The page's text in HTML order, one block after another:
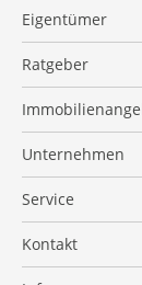
Eigentümer
Verkaufen
Vermieten
Ratgeber
Ratgeber
Ratgeber
Ratgeber
Ratgeber
Ratgeber
Alle Angebote
Finanzierung
Energieausweis
Unternehmen
Firmenprofil
Team
Service
Finanzierung
Persönliche
Kontakt
Impressum